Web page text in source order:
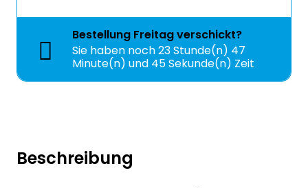
Beschreibung
Bestellung Freitagverschickt?
Sie haben noch23 Stunde(n) 47
Minute(n) und 45 Sekunde(n) Zeit